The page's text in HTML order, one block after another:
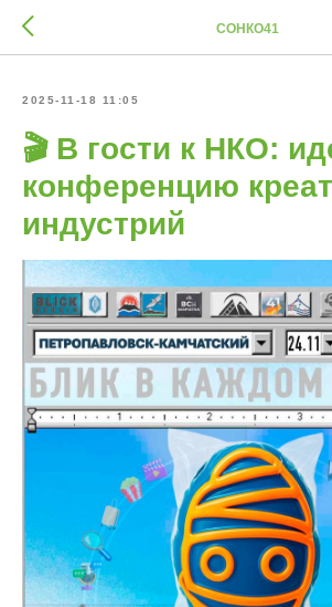
СОНКО41
2025-11-18 11:05
🎬 В гости к НКО:
конференцию
индустрий